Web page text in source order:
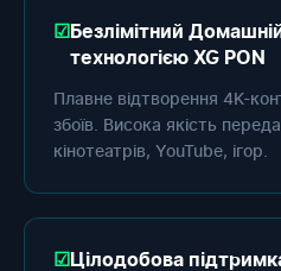
Безлімітний
технологією XG PON
Плавне відтворення 4K-
збоїв. Висока якість
кінотеатрів, YouTube, ігор.
Цілодобова